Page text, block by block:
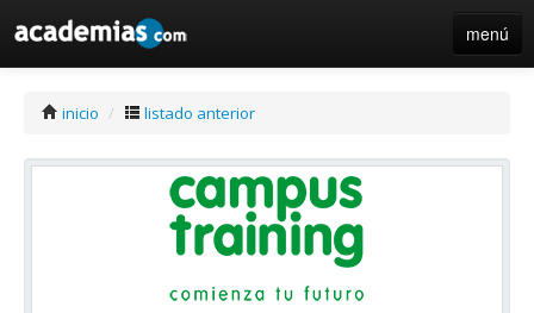
menú
inicio / listado anterior